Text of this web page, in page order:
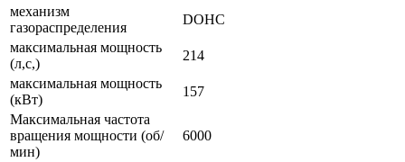
механизм
газораспределения
DOHC
максимальная мощность
(л,с,)
214
максимальная мощность
(кВт)
157
Максимальная частота
вращения мощности (об/
мин)
6000